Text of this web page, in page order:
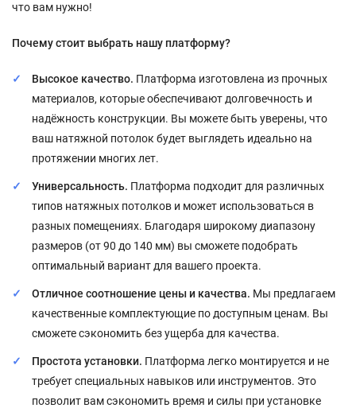
что вам нужно!
Почему стоит выбрать нашу платформу?
Высокое качество. Платформа изготовлена из прочных
материалов, которые обеспечивают долговечность и
надёжность конструкции. Вы можете быть уверены, что
ваш натяжной потолок будет выглядеть идеально на
протяжении многих лет.
Универсальность. Платформа подходит для различных
типов натяжных потолков и может использоваться в
разных помещениях. Благодаря широкому диапазону
размеров (от 90 до 140 мм) вы сможете подобрать
оптимальный вариант для вашего проекта.
Отличное соотношение цены и качества. Мы предлагаем
качественные комплектующие по доступным ценам. Вы
сможете сэкономить без ущерба для качества.
Простота установки. Платформа легко монтируется и не
требует специальных навыков или инструментов. Это
позволит вам сэкономить время и силы при установке